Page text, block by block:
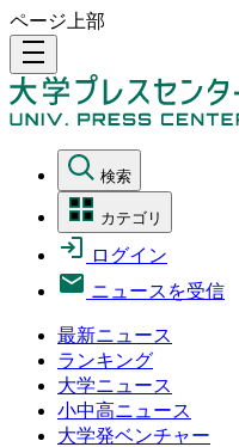
ページ上部
density_medium
検索
カテゴリ
ログイン
ニュースを受信
最新ニュース
ランキング
大学ニュース
小中高ニュース
大学発ベンチャー